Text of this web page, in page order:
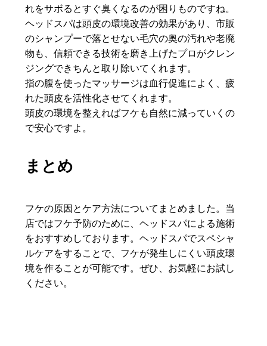
れをサボるとすぐ臭くなるのが困りものですね。
ヘッドスパは頭皮の環境改善の効果があり、市販
のシャンプーで落とせない毛穴の奥の汚れや老廃
物も、信頼できる技術を磨き上げたプロがクレン
ジングできちんと取り除いてくれます。
指の腹を使ったマッサージは血行促進によく、疲
れた頭皮を活性化させてくれます。
頭皮の環境を整えればフケも自然に減っていくの
で安心ですよ。
まとめ
フケの原因とケア方法についてまとめました。当
店ではフケ予防のために、ヘッドスパによる施術
をおすすめしております。ヘッドスパでスペシャ
ルケアをすることで、フケが発生しにくい頭皮環
境を作ることが可能です。ぜひ、お気軽にお試し
ください。